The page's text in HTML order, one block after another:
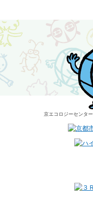
京エコロジーセンター